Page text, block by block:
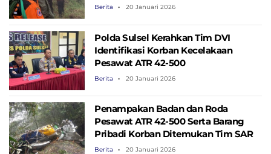
Berita 20 Januari 2026
Polda Sulsel Kerahkan Tim DVI
Identifikasi Korban Kecelakaan
Pesawat ATR 42-500
Berita 20 Januari 2026
Penampakan Badan dan Roda
Pesawat ATR 42-500 Serta Barang
Pribadi Korban Ditemukan Tim SAR
Berita 20 Januari 2026